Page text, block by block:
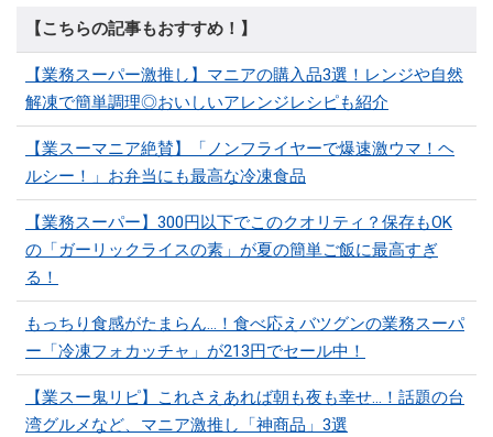
【こちらの記事もおすすめ！】
【業務スーパー激推し】マニアの購入品3選！レンジや自然
解凍で簡単調理◎おいしいアレンジレシピも紹介
【業スーマニア絶賛】「ノンフライヤーで爆速激ウマ！ヘ
ルシー！」お弁当にも最高な冷凍食品
【業務スーパー】300円以下でこのクオリティ？保存もOK
の「ガーリックライスの素」が夏の簡単ご飯に最高すぎ
る！
もっちり食感がたまらん…！食べ応えバツグンの業務スーパ
ー「冷凍フォカッチャ」が213円でセール中！
【業スー鬼リピ】これさえあれば朝も夜も幸せ…！話題の台
湾グルメなど、マニア激推し「神商品」3選